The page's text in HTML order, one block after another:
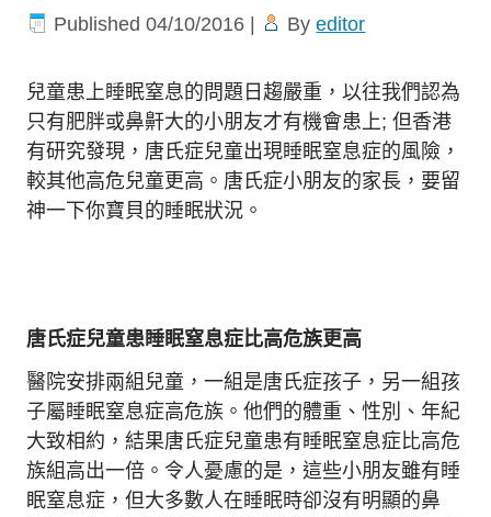
Published 04/10/2016 By editor
兒童患上睡眠窒息的問題日趨嚴重，以往我們認為
只有肥胖或鼻鼾大的小朋友才有機會患上; 但香港
有研究發現，唐氏症兒童出現睡眠窒息症的風險，
較其他高危兒童更高。唐氏症小朋友的家長，要留
神一下你寶貝的睡眠狀況。
唐氏症兒童患睡眠窒息症比高危族更高
醫院安排兩組兒童，一組是唐氏症孩子，另一組孩
子屬睡眠窒息症高危族。他們的體重、性別、年紀
大致相約，結果唐氏症兒童患有睡眠窒息症比高危
族組高出一倍。令人憂慮的是，這些小朋友雖有睡
眠窒息症，但大多數人在睡眠時卻沒有明顯的鼻